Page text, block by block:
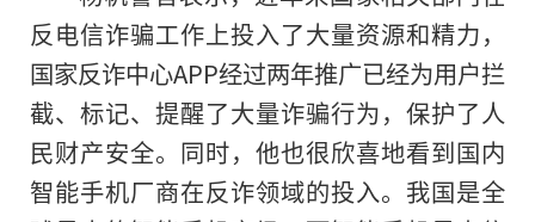
反电信诈骗工作上投入了大量资源和精力，
国家反诈中心APP经过两年推广已经为用户拦
截、标记、提醒了大量诈骗行为，保护了人
民财产安全。同时，他也很欣喜地看到国内
智能手机厂商在反诈领域的投入。我国是全